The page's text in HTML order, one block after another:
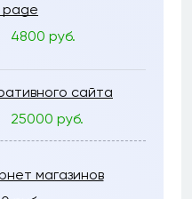
page
4800 руб.
сайта
25000 руб.
магазинов